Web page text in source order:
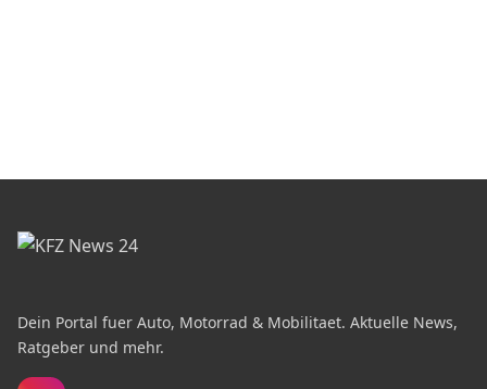
Dein Portal fuer Auto, Motorrad & Mobilitaet. Aktuelle News,
Ratgeber und mehr.